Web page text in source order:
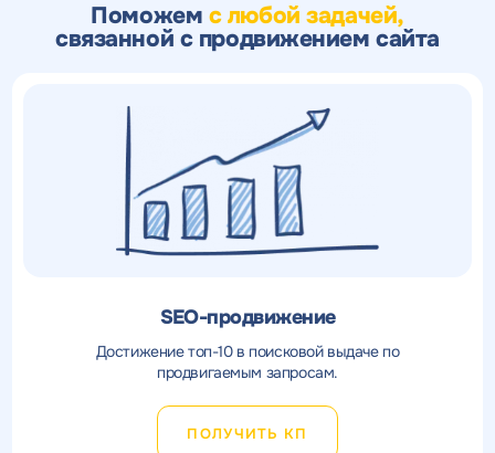
Поможем с любой задачей,
связанной с продвижением сайта
SEO-продвижение
Достижение топ-10 в поисковой выдаче по
продвигаемым запросам.
ПОЛУЧИТЬ КП